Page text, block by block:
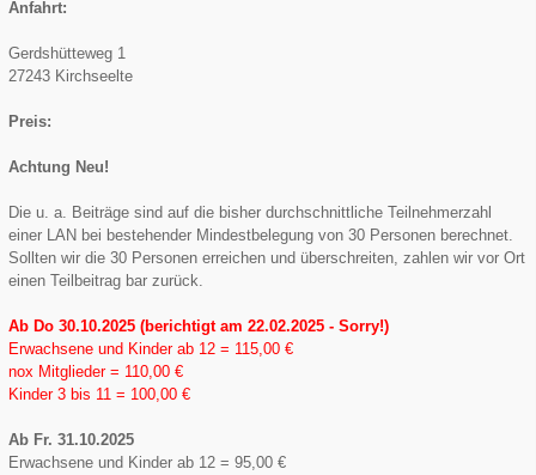
Anfahrt:
Gerdshütteweg 1
27243 Kirchseelte
Preis:
Achtung Neu!
Die u. a. Beiträge sind auf die bisher durchschnittliche Teilnehmerzahl
einer LAN bei bestehender Mindestbelegung von 30 Personen berechnet.
Sollten wir die 30 Personen erreichen und überschreiten, zahlen wir vor Ort
einen Teilbeitrag bar zurück.
Ab Do 30.10.2025 (berichtigt am 22.02.2025 - Sorry!)
Erwachsene und Kinder ab 12 = 115,00 €
nox Mitglieder = 110,00 €
Kinder 3 bis 11 = 100,00 €
Ab Fr. 31.10.2025
Erwachsene und Kinder ab 12 = 95,00 €